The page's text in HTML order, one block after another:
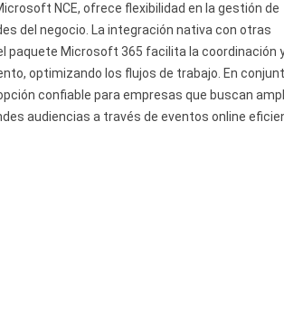
NCE, ofrece flexibilidad en la gestión de
del negocio. La integración nativa con otras
paquete Microsoft 365 facilita la coordinación
optimizando los flujos de trabajo. En
confiable para empresas que buscan
audiencias a través de eventos online